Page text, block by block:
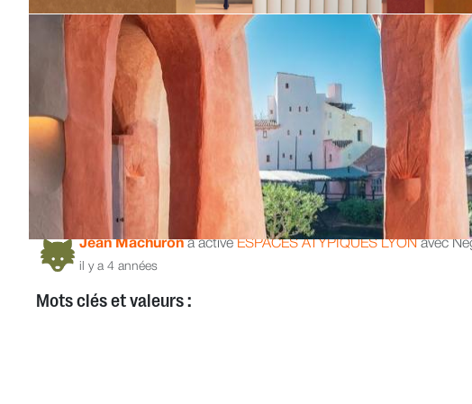
Jean Machurona activéESPACES ATYPIQUES LYONavec
il y a 4 années
Mots clés et valeurs :